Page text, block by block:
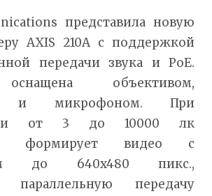
представила новую
AXIS 210A с поддержкой
передачи звука и PoE.
объективом,
и микрофоном. При
от 3 до 10000 лк
формирует видео с
до 640x480 пикс.,
параллельную передачу